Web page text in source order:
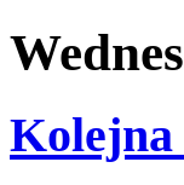
Kolejna